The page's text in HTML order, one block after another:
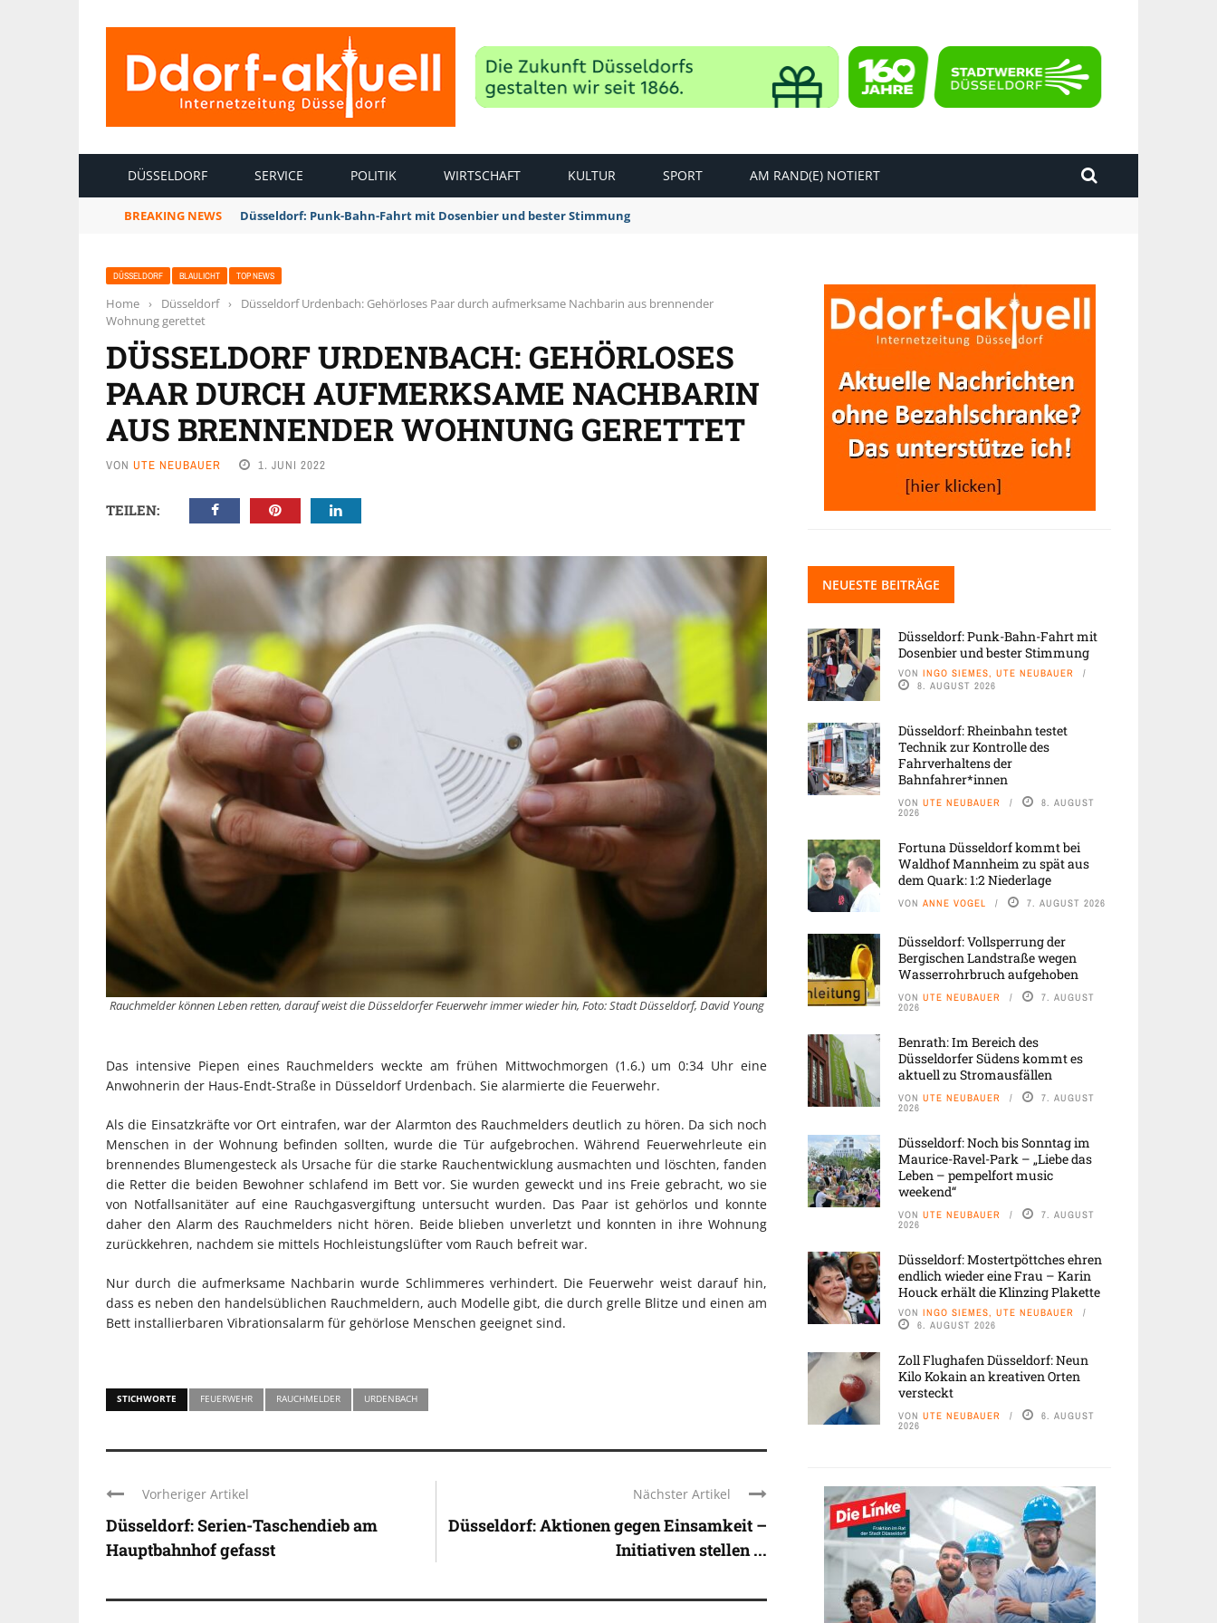
DÜSSELDORF SERVICE POLITIK WIRTSCHAFT KULTUR SPORT AM RAND(E) NOTIERT
BREAKING NEWS Düsseldorf: Punk-Bahn-Fahrt mit Dosenbier und bester Stimmung
DÜSSELDORF BLAULICHT TOP NEWS
Home › Düsseldorf ›
Düsseldorf Urdenbach: Gehörloses Paar durch aufmerksame Nachbarin aus brennender
Wohnung gerettet
DÜSSELDORF URDENBACH: GEHÖRLOSES
PAAR DURCH AUFMERKSAME NACHBARIN
AUS BRENNENDER WOHNUNG GERETTET
VON UTE NEUBAUER 1. JUNI 2022
TEILEN:
Rauchmelder können Leben retten, darauf weist die Düsseldorfer Feuerwehr immer wieder hin, Foto: Stadt Düsseldorf, David Young
Das intensive Piepen eines Rauchmelders weckte am frühen Mittwochmorgen (1.6.) um 0:34 Uhr eine
Anwohnerin der Haus-Endt-Straße in Düsseldorf Urdenbach. Sie alarmierte die Feuerwehr.
Als die Einsatzkräfte vor Ort eintrafen, war der Alarmton des Rauchmelders deutlich zu hören. Da sich noch
Menschen in der Wohnung befinden sollten, wurde die Tür aufgebrochen. Während Feuerwehrleute ein
brennendes Blumengesteck als Ursache für die starke Rauchentwicklung ausmachten und löschten, fanden
die Retter die beiden Bewohner schlafend im Bett vor. Sie wurden geweckt und ins Freie gebracht, wo sie
von Notfallsanitäter auf eine Rauchgasvergiftung untersucht wurden. Das Paar ist gehörlos und konnte
daher den Alarm des Rauchmelders nicht hören. Beide blieben unverletzt und konnten in ihre Wohnung
zurückkehren, nachdem sie mittels Hochleistungslüfter vom Rauch befreit war.
Nur durch die aufmerksame Nachbarin wurde Schlimmeres verhindert. Die Feuerwehr weist darauf hin,
dass es neben den handelsüblichen Rauchmeldern, auch Modelle gibt, die durch grelle Blitze und einen am
Bett installierbaren Vibrationsalarm für gehörlose Menschen geeignet sind.
STICHWORTE FEUERWEHR RAUCHMELDER URDENBACH
Vorheriger Artikel
Düsseldorf: Serien-Taschendieb am
Hauptbahnhof gefasst
Nächster Artikel
Düsseldorf: Aktionen gegen Einsamkeit –
Initiativen stellen ...
NEUESTE BEITRÄGE
Düsseldorf: Punk-Bahn-Fahrt mit
Dosenbier und bester Stimmung
VON INGO SIEMES, UTE NEUBAUER
8. AUGUST 2026
Düsseldorf: Rheinbahn testet
Technik zur Kontrolle des
Fahrverhaltens der
Bahnfahrer*innen
VON UTE NEUBAUER 8. AUGUST
2026
Fortuna Düsseldorf kommt bei
Waldhof Mannheim zu spät aus
dem Quark: 1:2 Niederlage
VON ANNE VOGEL 7. AUGUST 2026
Düsseldorf: Vollsperrung der
Bergischen Landstraße wegen
Wasserrohrbruch aufgehoben
VON UTE NEUBAUER 7. AUGUST
2026
Benrath: Im Bereich des
Düsseldorfer Südens kommt es
aktuell zu Stromausfällen
VON UTE NEUBAUER 7. AUGUST
2026
Düsseldorf: Noch bis Sonntag im
Maurice-Ravel-Park – „Liebe das
Leben – pempelfort music
weekend“
VON UTE NEUBAUER 7. AUGUST
2026
Düsseldorf: Mostertpöttches ehren
endlich wieder eine Frau – Karin
Houck erhält die Klinzing Plakette
VON INGO SIEMES, UTE NEUBAUER
6. AUGUST 2026
Zoll Flughafen Düsseldorf: Neun
Kilo Kokain an kreativen Orten
versteckt
VON UTE NEUBAUER 6. AUGUST
2026